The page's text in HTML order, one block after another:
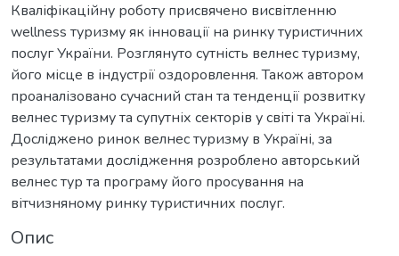
Кваліфікаційну роботу присвячено висвітленню
wellness туризму як інновації на ринку туристичних
послуг України. Розглянуто сутність велнес туризму,
його місце в індустрії оздоровлення. Також автором
проаналізовано сучасний стан та тенденції розвитку
велнес туризму та супутніх секторів у світі та Україні.
Досліджено ринок велнес туризму в Україні, за
результатами дослідження розроблено авторський
велнес тур та програму його просування на
вітчизняному ринку туристичних послуг.
Опис